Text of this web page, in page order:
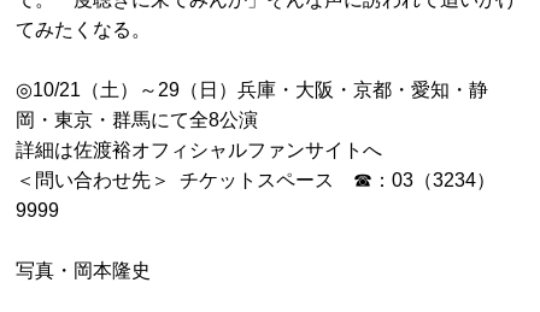
てみたくなる。
◎10/21（土）～29（日）兵庫・大阪・京都・愛知・静
岡・東京・群馬にて全8公演
詳細は佐渡裕オフィシャルファンサイトへ
＜問い合わせ先＞
チケットスペース ☎ ：03（3234）
9999
写真・岡本隆史